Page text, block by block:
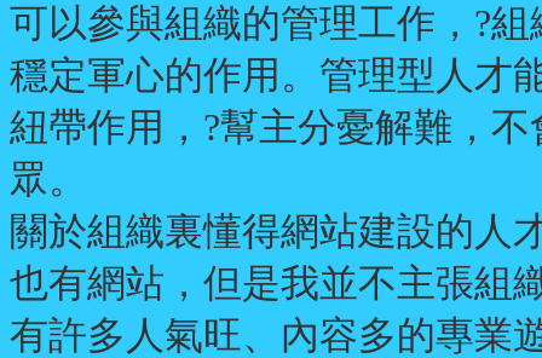
可以參與組織的管理工作，?
穩定軍心的作用。管理型人才
紐帶作用，?幫主分憂解難，
眾。
關於組織裏懂得網站建設的人
也有網站，但是我並不主張組
有許多人氣旺、內容多的專業